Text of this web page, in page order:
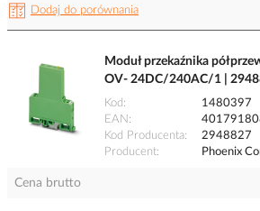
Dodaj do porównania
Moduł przekaźnika
OV- 24DC/240AC/1 |
Kod
1480397
EAN
Kod Producenta
2948827
Producent
Phoenix
Cena brutto